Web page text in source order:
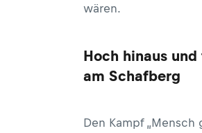
wären.
Hoch hinaus
am Schafberg
Den Kampf „Mensch